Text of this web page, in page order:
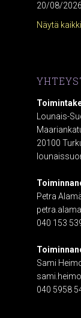
20/08/
Näytä
Lounais-
20100
Petra
040 153
Sami
040 5958